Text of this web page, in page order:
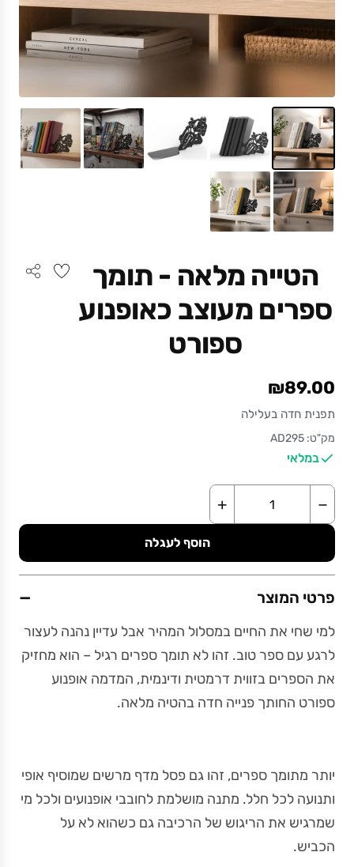
הטייה מלאה - תומך
ספרים מעוצב כאופנוע
ספורט
₪89.00
תפנית חדה בעלילה
מק"ט: AD295
במלאי
−
+
הוסף לעגלה
פרטי המוצר −
למי שחי את החיים במסלול המהיר אבל עדיין נהנה לעצור
לרגע עם ספר טוב. זהו לא תומך ספרים רגיל – הוא מחזיק
את הספרים בזווית דרמטית ודינמית, המדמה אופנוע
ספורט החותך פנייה חדה בהטיה מלאה.
יותר מתומך ספרים, זהו גם פסל מדף מרשים שמוסיף אופי
ותנועה לכל חלל. מתנה מושלמת לחובבי אופנועים ולכל מי
שמרגיש את הריגוש של הרכיבה גם כשהוא לא על
הכביש.